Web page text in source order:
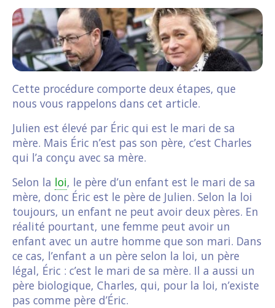
Cette procédure comporte deux étapes, que
nous vous rappelons dans cet article.
Julien est élevé par Éric qui est le mari de sa
mère. Mais Éric n’est pas son père, c’est Charles
qui l’a conçu avec sa mère.
Selon la loi, le père d’un enfant est le mari de sa
mère, donc Éric est le père de Julien. Selon la loi
toujours, un enfant ne peut avoir deux pères. En
réalité pourtant, une femme peut avoir un
enfant avec un autre homme que son mari. Dans
ce cas, l’enfant a un père selon la loi, un père
légal, Éric : c’est le mari de sa mère. Il a aussi un
père biologique, Charles, qui, pour la loi, n’existe
pas comme père d’Éric.